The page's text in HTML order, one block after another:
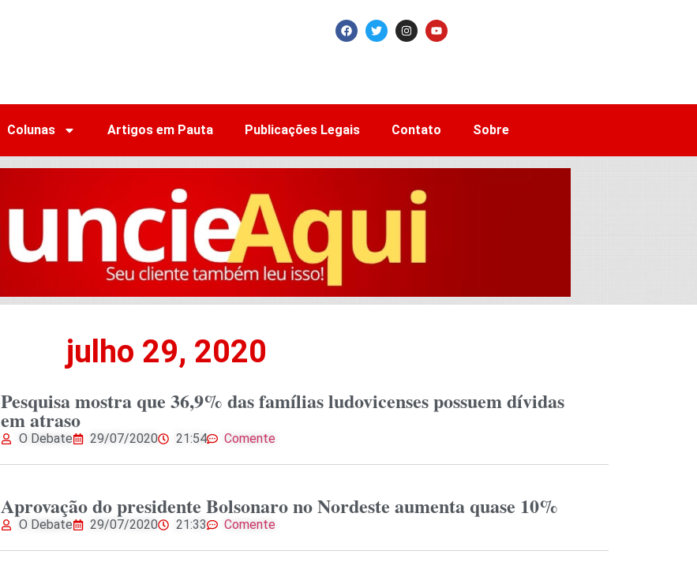
Colunas Artigos em Pauta Publicações Legais Contato Sobre
julho 29, 2020
Pesquisa mostra que 36,9% das famílias ludovicenses possuem dívidas
em atraso
O Debate 29/07/2020 21:54 Comente
Aprovação do presidente Bolsonaro no Nordeste aumenta quase 10%
O Debate 29/07/2020 21:33 Comente